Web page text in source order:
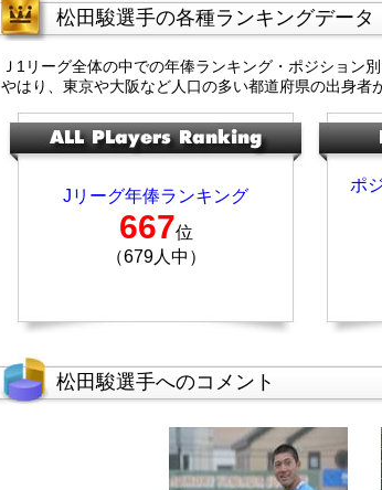
松田駿選手の各種ランキングデータ
Ｊ1リーグ全体の中での年俸ランキング・ポジション
やはり、東京や大阪など人口の多い都道府県の出身者
Jリーグ年俸ランキング
667位
（679人中）
ポ
松田駿選手へのコメント